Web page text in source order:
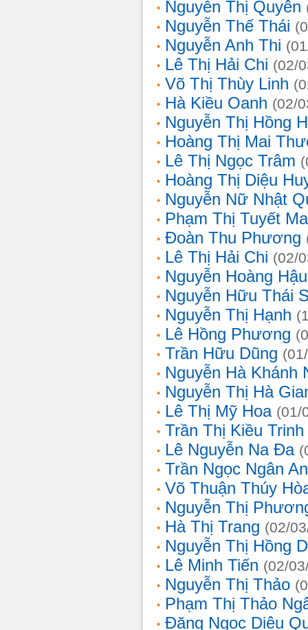
Nguyễn Thị Quyên
Nguyễn Thế Thái
Nguyễn Anh Thi
Lê Thị Hải Chi (02/
Võ Thị Thùy Linh
Hà Kiều Oanh (02/
Nguyễn Thị Hồng
Hoàng Thị Mai
Lê Thị Ngọc Trâm
Hoàng Thị Diệu
Nguyễn Nữ Nhật
Phạm Thị Tuyết
Đoàn Thu Phương
Lê Thị Hải Chi (02/
Nguyễn Hoàng Hậu
Nguyễn Hữu Thái
Nguyễn Thị Hạnh
Lê Hồng Phương
Trần Hữu Dũng
Nguyễn Hà Khánh
Nguyễn Thị Hà
Lê Thị Mỹ Hoa (01/
Trần Thị Kiều Trinh
Lê Nguyễn Na Đa
Trần Ngọc Ngân
Võ Thuận Thúy
Nguyễn Thị
Hà Thị Trang (02/
Nguyễn Thị Hồng
Lê Minh Tiến (02/
Nguyễn Thị Thảo
Phạm Thị Thảo
Đặng Ngọc Diệu